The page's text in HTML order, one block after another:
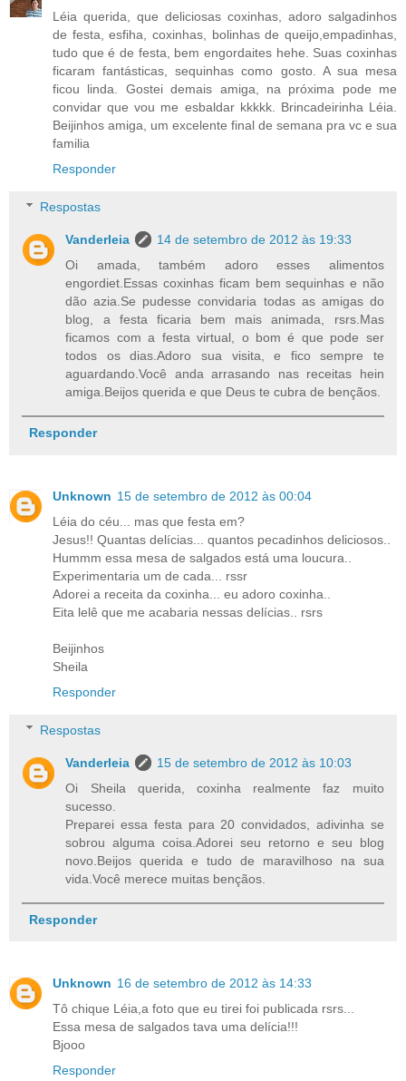
Léia querida, que deliciosas coxinhas, adoro salgadinhos
de festa, esfiha, coxinhas, bolinhas de queijo,empadinhas,
tudo que é de festa, bem engordaites hehe. Suas coxinhas
ficaram fantásticas, sequinhas como gosto. A sua mesa
ficou linda. Gostei demais amiga, na próxima pode me
convidar que vou me esbaldar kkkkk. Brincadeirinha Léia.
Beijinhos amiga, um excelente final de semana pra vc e sua
familia
Responder
Respostas
Vanderleia
14 de setembro de 2012 às 19:33
Oi amada, também adoro esses alimentos
engordiet.Essas coxinhas ficam bem sequinhas e não
dão azia.Se pudesse convidaria todas as amigas do
blog, a festa ficaria bem mais animada, rsrs.Mas
ficamos com a festa virtual, o bom é que pode ser
todos os dias.Adoro sua visita, e fico sempre te
aguardando.Você anda arrasando nas receitas hein
amiga.Beijos querida e que Deus te cubra de bençãos.
Responder
Unknown 15 de setembro de 2012 às 00:04
Léia do céu... mas que festa em?
Jesus!! Quantas delícias... quantos pecadinhos deliciosos..
Hummm essa mesa de salgados está uma loucura..
Experimentaria um de cada... rssr
Adorei a receita da coxinha... eu adoro coxinha..
Eita lelê que me acabaria nessas delícias.. rsrs
Beijinhos
Sheila
Responder
Respostas
Vanderleia
15 de setembro de 2012 às 10:03
Oi Sheila querida, coxinha realmente faz muito
sucesso.
Preparei essa festa para 20 convidados, adivinha se
sobrou alguma coisa.Adorei seu retorno e seu blog
novo.Beijos querida e tudo de maravilhoso na sua
vida.Você merece muitas bençãos.
Responder
Unknown 16 de setembro de 2012 às 14:33
Tô chique Léia,a foto que eu tirei foi publicada rsrs...
Essa mesa de salgados tava uma delícia!!!
Bjooo
Responder